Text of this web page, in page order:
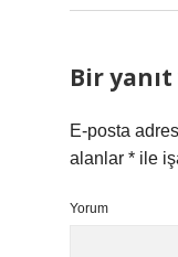
Bir yanıt
E-posta
alanlar * ile
Yorum